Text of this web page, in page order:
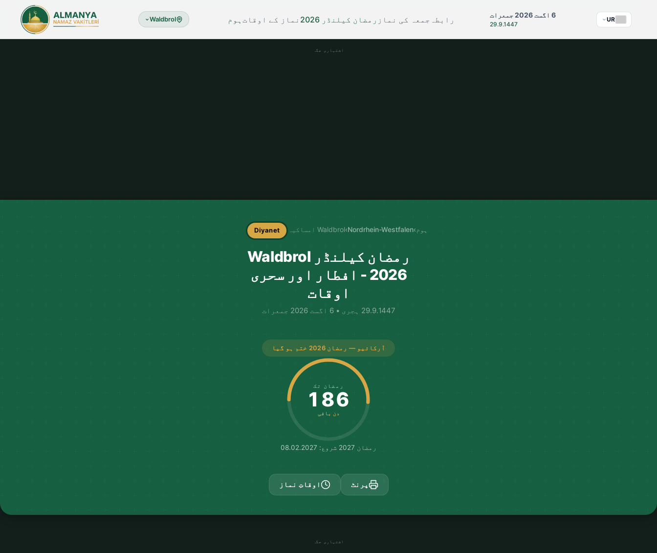
Waldbrol ہومنماز کے اوقات رمضان کیلنڈر 2026 جمعہ کی نماز رابطہ 6 اگست 2026 جمعرات
29.9.1447
UR
اشتہاری جگہ
ہوم›
Nordrhein-Westfalen
›Waldbrol امساکیہ Diyanet
رمضان کیلنڈر Waldbrol
2026 - افطار اور سحری
اوقات
29.9.1447 ہجری • 6 اگست 2026 جمعرات
آرکائیو — رمضان 2026 ختم ہو گیا
رمضان تک
186
دن باقی
رمضان 2027 شروع: 08.02.2027
پرنٹ اوقاتِ نماز
اشتہاری جگہ